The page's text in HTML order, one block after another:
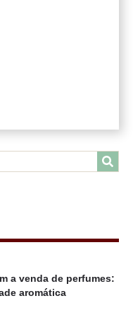
a venda de perfumes:
aromática